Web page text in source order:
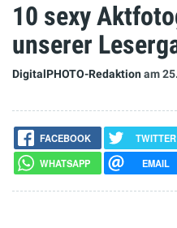
10 sexy
unserer
DigitalPHOTO-Redaktionam
FACEBOOK TWITTER
WHATSAPP
EMAIL